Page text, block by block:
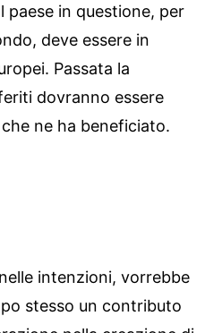
paese in questione, per
deve essere in
Passata la
dovranno essere
ne ha beneficiato.
intenzioni, vorrebbe
stesso un contributo